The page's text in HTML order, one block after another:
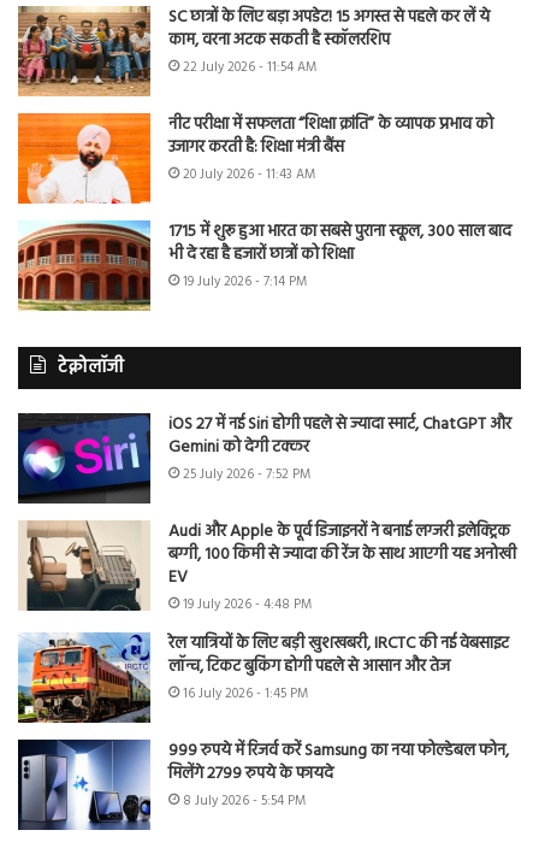
SC छात्रों के लिए बड़ा अपडेट! 15 अगस्त से पहले कर लें ये
काम, वरना अटक सकती है स्कॉलरशिप
22 July 2026 - 11:54 AM
नीट परीक्षा में सफलता “शिक्षा क्रांति” के व्यापक प्रभाव को
उजागर करती है: शिक्षा मंत्री बैंस
20 July 2026 - 11:43 AM
1715 में शुरू हुआ भारत का सबसे पुराना स्कूल, 300 साल बाद
भी दे रहा है हजारों छात्रों को शिक्षा
19 July 2026 - 7:14 PM
टेक्नोलॉजी
iOS 27 में नई Siri होगी पहले से ज्यादा स्मार्ट, ChatGPT और
Gemini को देगी टक्कर
25 July 2026 - 7:52 PM
Audi और Apple के पूर्व डिजाइनरों ने बनाई लग्जरी इलेक्ट्रिक
बग्गी, 100 किमी से ज्यादा की रेंज के साथ आएगी यह अनोखी
EV
19 July 2026 - 4:48 PM
रेल यात्रियों के लिए बड़ी खुशखबरी, IRCTC की नई वेबसाइट
लॉन्च, टिकट बुकिंग होगी पहले से आसान और तेज
16 July 2026 - 1:45 PM
999 रुपये में रिजर्व करें Samsung का नया फोल्डेबल फोन,
मिलेंगे 2799 रुपये के फायदे
8 July 2026 - 5:54 PM